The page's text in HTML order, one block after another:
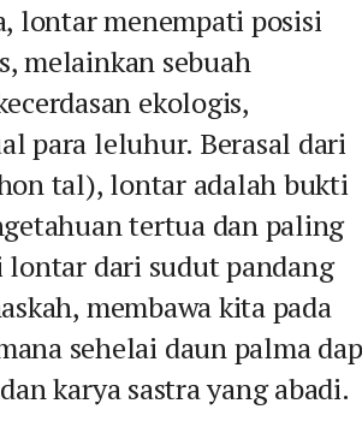
lontar menempati posisi
melainkan sebuah
ekologis,
para leluhur. Berasal dari
tal), lontar adalah bukti
tertua dan paling
dari sudut pandang
membawa kita pada
sehelai daun palma
karya sastra yang abadi.